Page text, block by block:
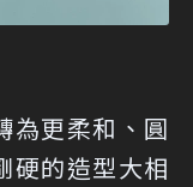
為更柔和、圓
硬的造型大相